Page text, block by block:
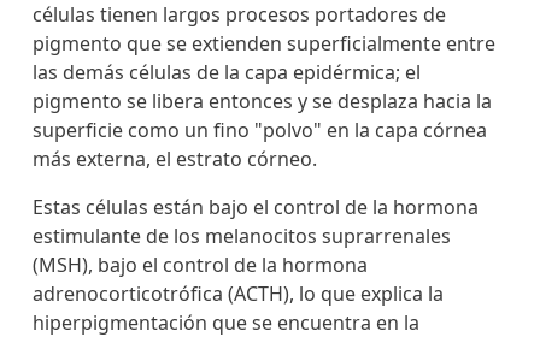
células tienen largos procesos portadores de
pigmento que se extienden superficialmente entre
las demás células de la capa epidérmica; el
pigmento se libera entonces y se desplaza hacia la
superficie como un fino "polvo" en la capa córnea
más externa, el estrato córneo.
Estas células están bajo el control de la hormona
estimulante de los melanocitos suprarrenales
(MSH), bajo el control de la hormona
adrenocorticotrófica (ACTH), lo que explica la
hiperpigmentación que se encuentra en la